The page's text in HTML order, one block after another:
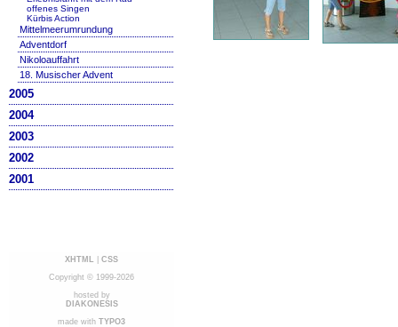
offenes Singen
Kürbis Action
Mittelmeerumrundung
Adventdorf
Nikoloauffahrt
18. Musischer Advent
2005
2004
2003
2002
2001
XHTML
CSS
Copyright © 1999-2026
hosted by
DIAKONESIS
made with TYPO3